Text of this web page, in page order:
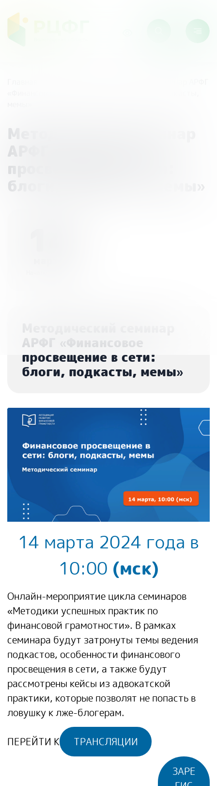
Методический семинар
АРФГ «Финансовое
просвещение в сети:
блоги, подкасты, мемы»
АРФГ «Финансовое
просвещение в сети:
блоги, подкасты, мемы»
14 марта 2024 года в
10:00 (мск)
Онлайн-мероприятие цикла семинаров
«Методики успешных практик по
финансовой грамотности». В рамках
семинара будут затронуты темы ведения
подкастов, особенности финансового
просвещения в сети, а также будут
рассмотрены кейсы из адвокатской
практики, которые позволят не попасть в
ловушку к лже-блогерам.
ПЕРЕЙТИ К ТРАНСЛЯЦИИ
ЗАРЕ